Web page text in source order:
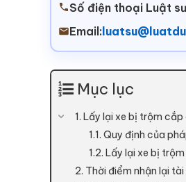
Số điện thoại Luật
Email:
Mục lục
1. Lấy lại xe bị trộm
1.1. Quy định của
1.2. Lấy lại xe bị
2. Thời điểm nhận lại